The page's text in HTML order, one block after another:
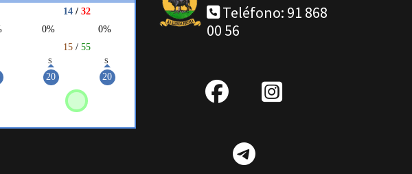
Teléfono: 91 868
00 56
fab
facebook
IG
Telegram